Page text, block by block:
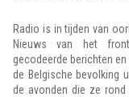
Radio is in tijden van
Nieuws van het
gecodeerde berichten
de Belgische bevolking
de avonden die ze